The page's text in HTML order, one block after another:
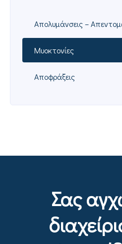
Απολυμάνσεις –
Μυοκτονίες
Αποφράξεις
Σας